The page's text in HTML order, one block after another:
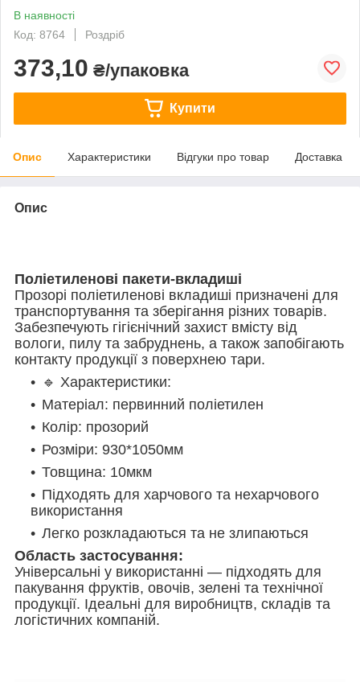
В наявності
Код: 8764
Роздріб
373,10 ₴/упаковка
Купити
Опис Характеристики Відгуки про товар Доставка
Опис
Поліетиленові пакети-вкладиші
Прозорі поліетиленові вкладиші призначені для
транспортування та зберігання різних товарів.
Забезпечують гігієнічний захист вмісту від
вологи, пилу та забруднень, а також запобігають
контакту продукції з поверхнею тари.
🔹 Характеристики:
Матеріал: первинний поліетилен
Колір: прозорий
Розміри: 930*1050мм
Товщина: 10мкм
Підходять для харчового та нехарчового
використання
Легко розкладаються та не злипаються
Область застосування:
Універсальні у використанні — підходять для
пакування фруктів, овочів, зелені та технічної
продукції. Ідеальні для виробництв, складів та
логістичних компаній.